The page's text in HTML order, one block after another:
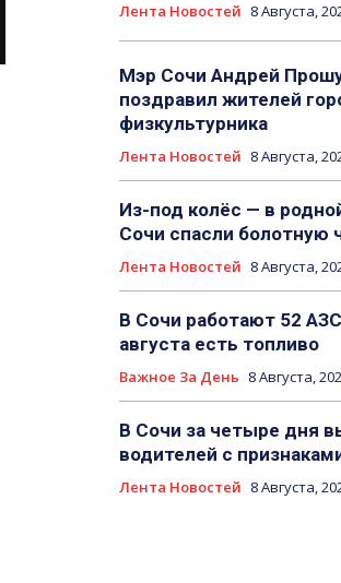
Лента Новостей 8 Августа,
Мэр Сочи Андрей
поздравил жителей
физкультурника
Лента Новостей 8 Августа,
Из-под колёс — в
Сочи спасли болотную
Лента Новостей 8 Августа,
В Сочи работают 52
августа есть топливо
Важное За День 8 Августа,
В Сочи за четыре дня
водителей с
Лента Новостей 8 Августа,